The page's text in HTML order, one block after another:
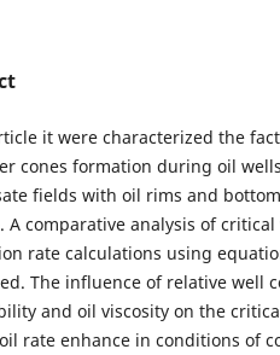
it were characterized the
cones formation during oil
fields with oil rims and
A comparative analysis of
rate calculations using
The influence of relative well
and oil viscosity on the
rate enhance in conditions of